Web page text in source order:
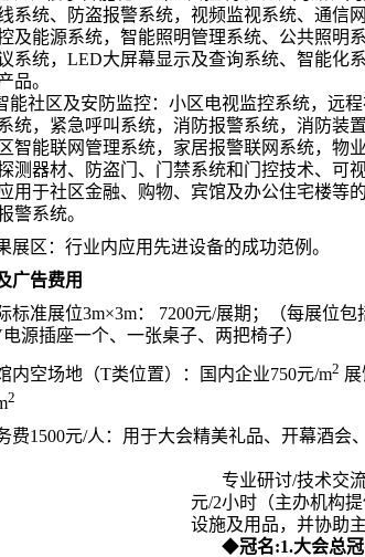
系统、防盗报警系统，视频监视系统、通信
及能源系统，智能照明管理系统、公共照明
系统，LED大屏幕显示及查询系统、智能化
品。
社区及安防监控：小区电视监控系统，远
统，紧急呼叫系统，消防报警系统，消防装
智能联网管理系统，家居报警联网系统，物
测器材、防盗门、门禁系统和门控技术、可
用于社区金融、购物、宾馆及办公住宅楼等
警系统。
展区：行业内应用先进设备的成功范例。
广告费用
标准展位3m×3m： 7200元/展期；（每展位
源插座一个、一张桌子、两把椅子）
内空场地（T类位置）：国内企业750元/m2
2
费1500元/人：用于大会精美礼品、开幕酒会
专业研讨/技术交
元/2小时（主办机构
设施及用品，并协助
◆冠名:1.大会总